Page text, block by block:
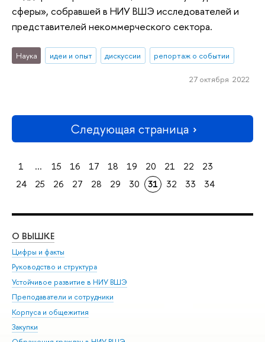
сферы», собравшей в НИУ ВШЭ исследователей и
представителей некоммерческого сектора.
Наука идеи и опыт дискуссии репортаж о событии
27 октября 2022
Следующая страница
1 ... 15 16 17 18 19 20 21 22
23
24
25 26 27 28 29 30 31 32 33 34
О ВЫШКЕ
Цифры и факты
Руководство и структура
Устойчивое развитие в НИУ ВШЭ
Преподаватели и сотрудники
Корпуса и общежития
Закупки